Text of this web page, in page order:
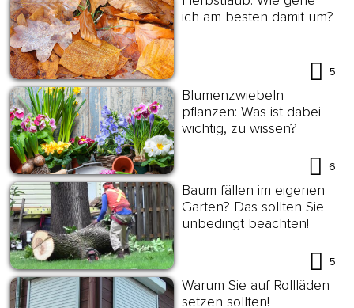
ich am besten damit um?
5
Blumenzwiebeln
pflanzen: Was ist dabei
wichtig, zu wissen?
6
Baum fällen im eigenen
Garten? Das sollten Sie
unbedingt beachten!
5
Warum Sie auf Rollläden
setzen sollten!